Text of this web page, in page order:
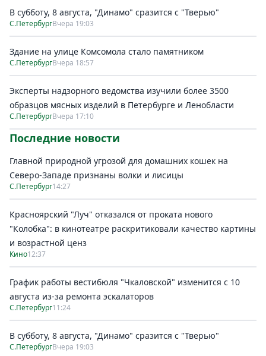
В субботу, 8 августа, "Динамо" сразится с "Тверью"
С.ПетербургВчера 19:03
Здание на улице Комсомола стало памятником
С.ПетербургВчера 18:57
Эксперты надзорного ведомства изучили более 3500
образцов мясных изделий в Петербурге и Ленобласти
С.ПетербургВчера 17:10
Последние новости
Главной природной угрозой для домашних кошек на
Северо-Западе признаны волки и лисицы
С.Петербург14:27
Красноярский "Луч" отказался от проката нового
"Колобка": в кинотеатре раскритиковали качество картины
и возрастной ценз
Кино12:37
График работы вестибюля "Чкаловской" изменится с 10
августа из-за ремонта эскалаторов
С.Петербург11:24
В субботу, 8 августа, "Динамо" сразится с "Тверью"
С.ПетербургВчера 19:03